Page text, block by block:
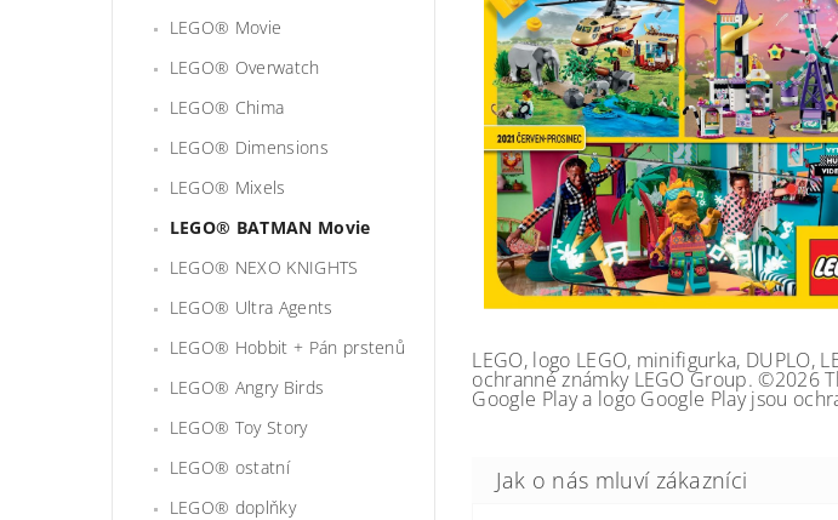
LEGO® Movie
LEGO® Overwatch
LEGO® Chima
LEGO® Dimensions
LEGO® Mixels
LEGO® BATMAN Movie
LEGO® NEXO KNIGHTS
LEGO® Ultra Agents
LEGO® Hobbit + Pán prstenů
LEGO® Angry Birds
LEGO® Toy Story
LEGO® ostatní
LEGO® doplňky
LEGO, logo LEGO, minifigurka, DUPLO,
ochranné známky LEGO Group. ©2026
Google Play a logo Google Play jsou